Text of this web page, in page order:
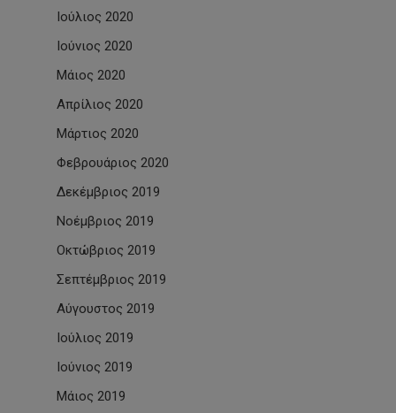
Ιούλιος 2020
Ιούνιος 2020
Μάιος 2020
Απρίλιος 2020
Μάρτιος 2020
Φεβρουάριος 2020
Δεκέμβριος 2019
Νοέμβριος 2019
Οκτώβριος 2019
Σεπτέμβριος 2019
Αύγουστος 2019
Ιούλιος 2019
Ιούνιος 2019
Μάιος 2019